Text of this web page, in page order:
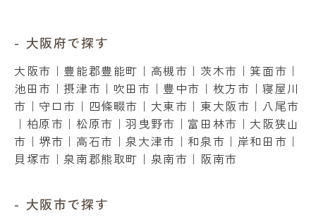
大阪府で探す
大阪市 ｜ 豊能郡豊能町 ｜ 高槻市 ｜ 茨木市 ｜箕面市 ｜
池田市 ｜摂津市 ｜ 吹田市 ｜ 豊中市 ｜ 枚方市 ｜寝屋川
市 ｜ 守口市 ｜ 四條畷市 ｜ 大東市 ｜ 東大阪市 ｜ 八尾市
｜ 柏原市 ｜松原市 ｜羽曳野市 ｜ 富田林市 ｜ 大阪狭山
市 ｜ 堺市 ｜ 高石市 ｜泉大津市 ｜ 和泉市 ｜ 岸和田市 ｜
貝塚市 ｜泉南郡熊取町 ｜ 泉南市 ｜ 阪南市
大阪市で探す